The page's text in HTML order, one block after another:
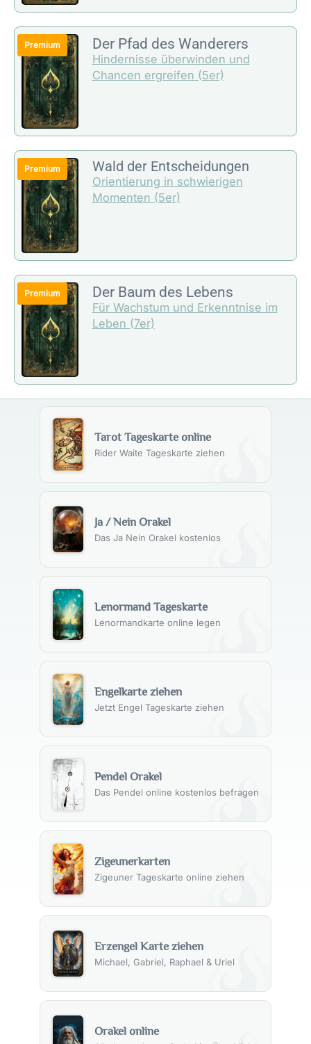
Der Pfad des Wanderers
Hindernisse überwinden und
Chancen ergreifen (5er)
Wald der Entscheidungen
Orientierung in schwierigen
Momenten (5er)
Der Baum des Lebens
Für Wachstum und Erkenntnise im
Leben (7er)
Tarot Tageskarte online
Rider Waite Tageskarte ziehen
Ja / Nein Orakel
Das Ja Nein Orakel kostenlos
Lenormand Tageskarte
Lenormandkarte online legen
Engelkarte ziehen
Jetzt Engel Tageskarte ziehen
Pendel Orakel
Das Pendel online kostenlos befragen
Zigeunerkarten
Zigeuner Tageskarte online ziehen
Erzengel Karte ziehen
Michael, Gabriel, Raphael & Uriel
Orakel online